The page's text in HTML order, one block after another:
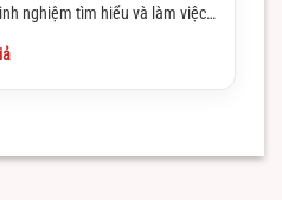
nghiệm tìm hiểu và làm việc